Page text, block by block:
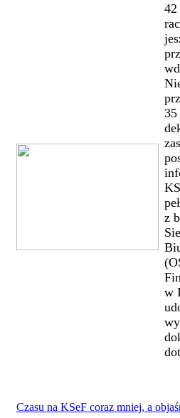
35
z
w
Czasu na KSeF coraz mniej, a